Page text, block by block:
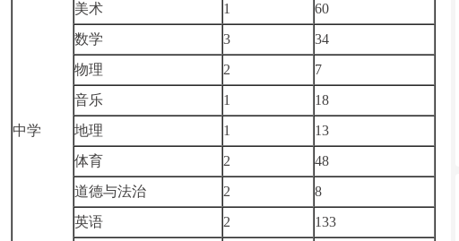
中学
美术 1
60
数学
3
34
物理
2
7
音乐
1
18
地理
1
13
体育
2
48
道德与法治
2
8
英语
2
133